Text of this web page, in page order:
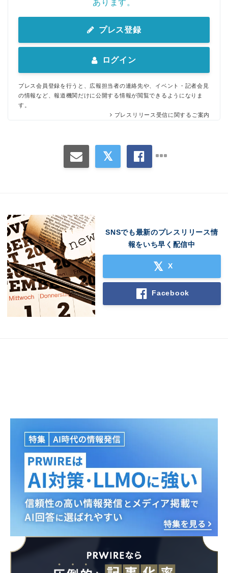
あります。
プレス登録
ログイン
プレス会員登録を行うと、広報担当者の連絡先や、イベント・記者会見
の情報など、報道機関だけに公開する情報が閲覧できるようになりま
す。
プレスリリース受信に関するご案内
SNSでも最新のプレスリリース情
報をいち早く配信中
X
Facebook
Japanese
English